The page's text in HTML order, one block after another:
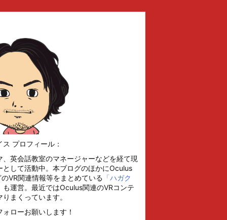
プロフィール：
、英会話教室のマネージャーなどを経て現
として活動中。本ブログのほかにOculus
VR関連情報等をまとめている 「ハガク
も運営。最近ではOculus関連のVRコンテ
まくっています。
ローお願いします！